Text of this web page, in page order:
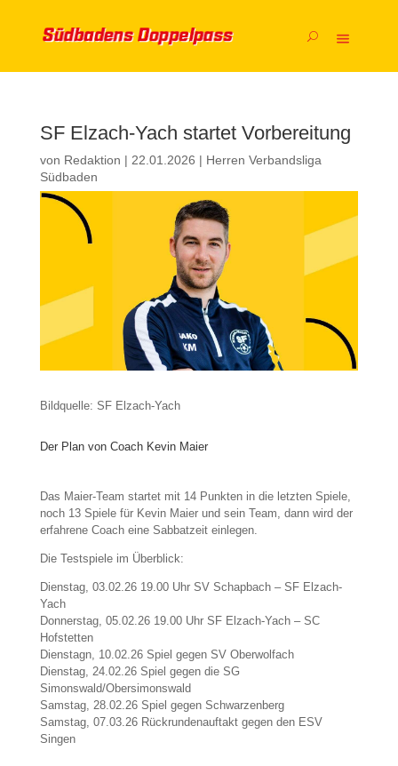
SF Elzach-Yach startet Vorbereitung
von Redaktion | 22.01.2026 | Herren Verbandsliga
Südbaden
Bildquelle: SF Elzach-Yach
Der Plan von Coach Kevin Maier
Das Maier-Team startet mit 14 Punkten in die letzten Spiele,
noch 13 Spiele für Kevin Maier und sein Team, dann wird der
erfahrene Coach eine Sabbatzeit einlegen.
Die Testspiele im Überblick:
Dienstag, 03.02.26 19.00 Uhr SV Schapbach – SF Elzach-
Yach
Donnerstag, 05.02.26 19.00 Uhr SF Elzach-Yach – SC
Hofstetten
Dienstagn, 10.02.26 Spiel gegen SV Oberwolfach
Dienstag, 24.02.26 Spiel gegen die SG
Simonswald/Obersimonswald
Samstag, 28.02.26 Spiel gegen Schwarzenberg
Samstag, 07.03.26 Rückrundenauftakt gegen den ESV
Singen